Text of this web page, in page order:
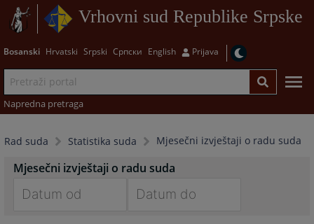
Vrhovni sud Republike Srpske
Bosanski Hrvatski Srpski Српски English Prijava
Napredna pretraga
Rad suda Statistika suda Mjesečni izvještaji o radu suda
Mjesečni izvještaji o radu suda